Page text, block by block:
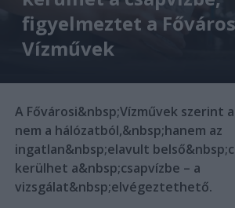
figyelmeztet a
Vízművek
A Fővárosi&nbsp;Vízművek szerint
nem a hálózatból,&nbsp;hanem az
ingatlan&nbsp;elavult
kerülhet a&nbsp;csapvízbe – a
vizsgálat&nbsp;elvégeztethető.